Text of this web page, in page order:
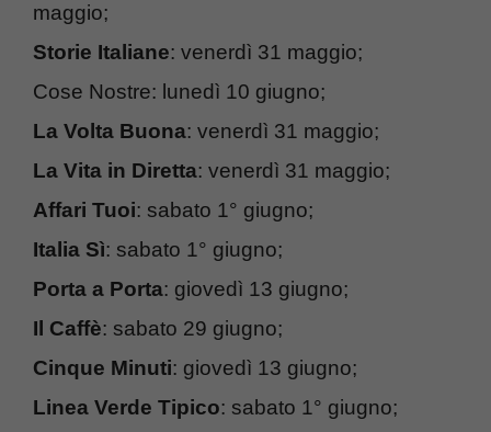
maggio;
Storie Italiane: venerdì 31 maggio;
Cose Nostre: lunedì 10 giugno;
La Volta Buona: venerdì 31 maggio;
La Vita in Diretta: venerdì 31 maggio;
Affari Tuoi: sabato 1° giugno;
Italia Sì: sabato 1° giugno;
Porta a Porta: giovedì 13 giugno;
Il Caffè: sabato 29 giugno;
Cinque Minuti: giovedì 13 giugno;
Linea Verde Tipico: sabato 1° giugno;